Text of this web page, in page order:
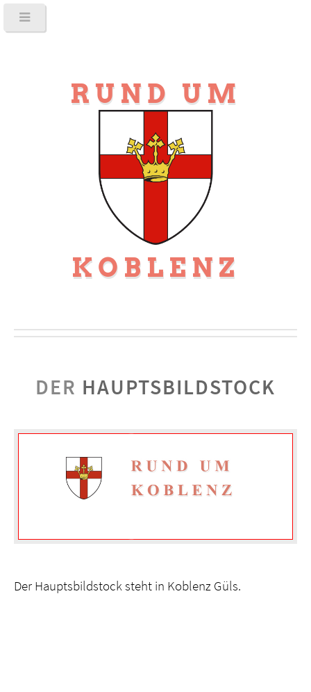
RUND UM
KOBLENZ
DER HAUPTSBILDSTOCK
Der Hauptsbildstock steht in Koblenz Güls.